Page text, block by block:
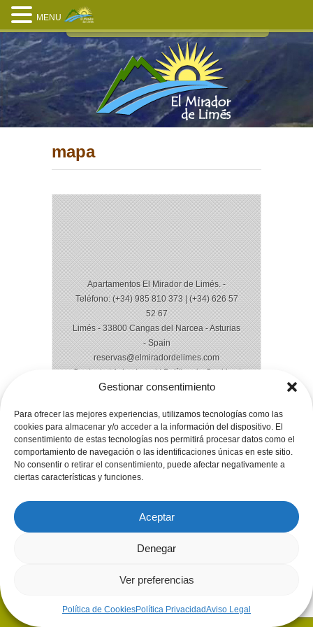
Gestionar consentimiento
Para ofrecer las mejores experiencias, utilizamos tecnologías como las
cookies para almacenar y/o acceder a la información del dispositivo. El
consentimiento de estas tecnologías nos permitirá procesar datos como el
comportamiento de navegación o las identificaciones únicas en este sitio.
No consentir o retirar el consentimiento, puede afectar negativamente a
ciertas características y funciones.
Aceptar
Denegar
Ver preferencias
Política de CookiesPolítica PrivacidadAviso Legal
mapa
Apartamentos El Mirador de Limés. -
Teléfono: (+34) 985 810 373 | (+34) 626 57
52 67
Limés - 33800 Cangas del Narcea - Asturias
- Spain
reservas@elmiradordelimes.com
Contacto|Aviso Legal|Política de Cookies|
Política de Privacidad|Condiciones de
MENU